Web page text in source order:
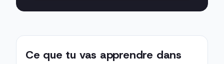
Ce que tu vas apprendre dans